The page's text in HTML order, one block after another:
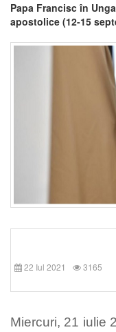
Papa Francisc în
apostolice (12-15
22 Iul 2021 3165
Miercuri, 21 iulie